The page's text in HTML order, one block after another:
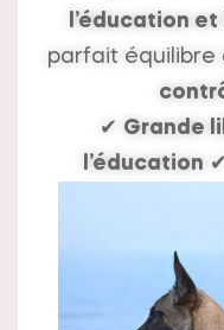
l’éducation et
parfait équilibre
✔ Grande
l’éducation ✔